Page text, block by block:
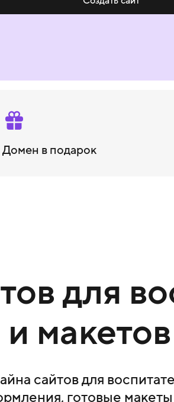
Домен в подарок
для
сайтов для
готовые